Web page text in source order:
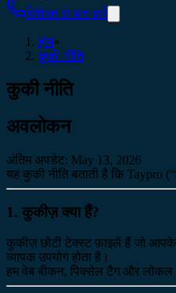
विशेषज्ञ से बात करें
होम»
कुकी नीति
कुकी नीति
अवलोकन
अंतिम अपडेट: May 13, 2026
यह कुकी नीति बताती है कि Taypro
1. कुकीज़ क्या हैं?
कुकीज़ छोटी टेक्स्ट फ़ाइलें हैं जो आपके
व्यापक उपयोग होता है।
हम वेब बीकन, पिक्सेल टैग और लोकल